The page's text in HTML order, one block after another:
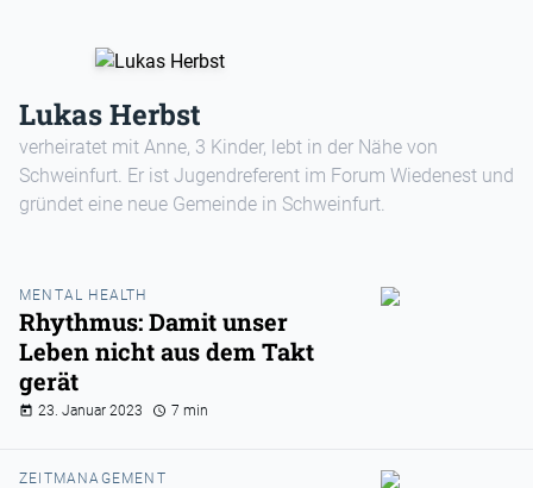
Lukas Herbst
verheiratet mit Anne, 3 Kinder, lebt in der Nähe von
Schweinfurt. Er ist Jugendreferent im Forum Wiedenest und
gründet eine neue Gemeinde in Schweinfurt.
MENTAL HEALTH
Rhythmus: Damit unser
Leben nicht aus dem Takt
gerät
23. Januar 2023 7 min
ZEITMANAGEMENT